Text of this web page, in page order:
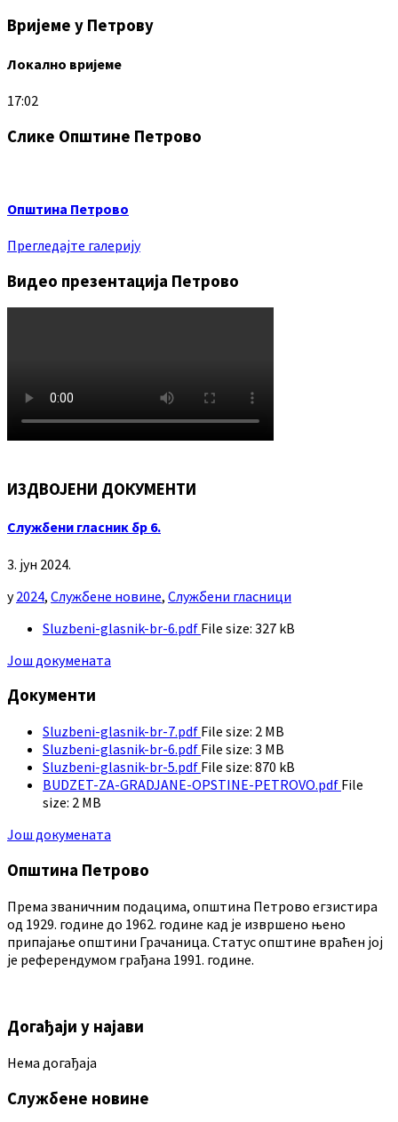
Вријеме у Петрову
Локално вријеме
17:02
Слике Општине Петрово
Општина Петрово
Прегледајте галерију
Видео презентација Петрово
ИЗДВОЈЕНИ ДОКУМЕНТИ
Службени гласник бр 6.
3. јун 2024.
у2024, Службене новине, Службени гласници
Sluzbeni-glasnik-br-6.pdf File size: 327 kB
Још докумената
Документи
Sluzbeni-glasnik-br-7.pdf File size: 2 MB
Sluzbeni-glasnik-br-6.pdf File size: 3 MB
Sluzbeni-glasnik-br-5.pdf File size: 870 kB
BUDZET-ZA-GRADJANE-OPSTINE-PETROVO.pdf File
size: 2 MB
Још докумената
Општина Петрово
Према званичним подацима, општина Петрово егзистира
од 1929. године до 1962. године кад је извршено њено
припајање општини Грачаница. Статус општине враћен јој
је референдумом грађана 1991. године.
Догађаји у најави
Нема догађаја
Службене новине